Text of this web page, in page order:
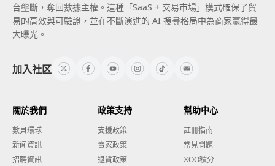
台壟斷，奪回數據主權。這種「SaaS + 交易市場」模式確保了貿
易的高效與可驗證，並在不斷演進的 AI 搜尋格局中為商家贏得最
大曝光。
加入社区
關於我們
數貝環球
新闻資訊
招聘資訊
政策支持
支援政策
賣家政策
退貨政策
幫助中心
註冊指南
常見問題
XOO積分